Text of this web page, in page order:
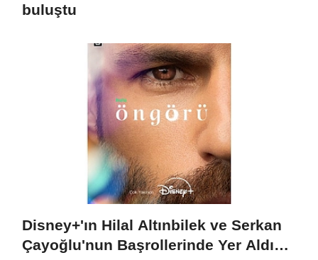
buluştu
Disney+'ın Hilal Altınbilek ve Serkan
Çayoğlu'nun Başrollerinde Yer Aldığı